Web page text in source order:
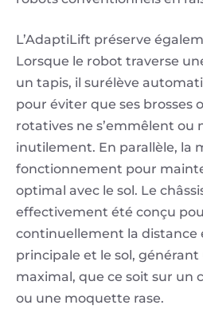
L’AdaptiLift préserve
Lorsque le robot traverse
un tapis, il surélève
pour éviter que ses brosses
rotatives ne s’emmêlent ou
inutilement. En parallèle, la
fonctionnement pour
optimal avec le sol. Le
effectivement été conçu
continuellement la distance
principale et le sol, générant
maximal, que ce soit sur un
ou une moquette rase.